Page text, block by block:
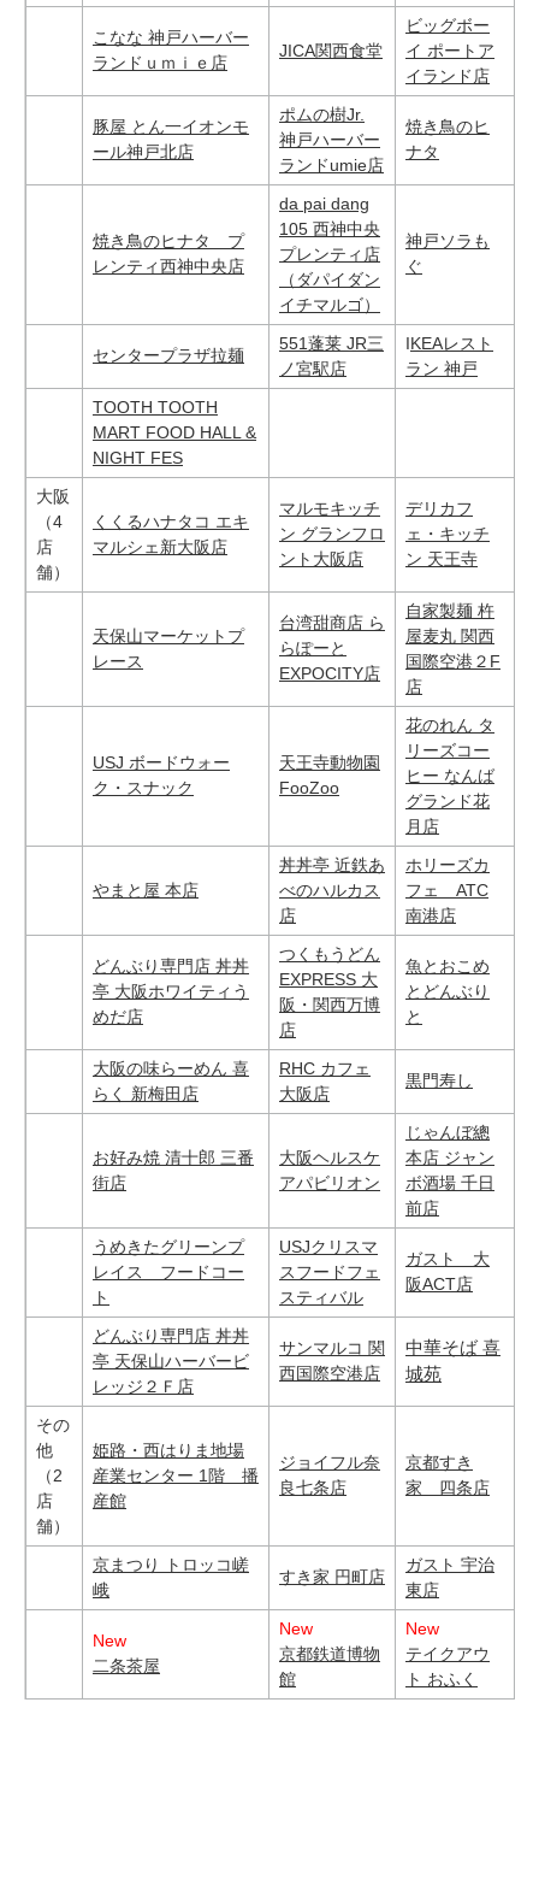
こなな 神戸ハーバー
ランドｕｍｉｅ店
JICA関西食堂
ビッグボー
イ ポートア
イランド店
豚屋 とん一イオンモ
ール神戸北店
ポムの樹Jr.
神戸ハーバー
ランドumie店
焼き鳥のヒ
ナタ
焼き鳥のヒナタ プ
レンティ西神中央店
da pai dang
105 西神中央
プレンティ店
（ダパイダン
イチマルゴ）
神戸ソラも
ぐ
センタープラザ拉麺
551蓬莱 JR三
ノ宮駅店
IKEAレスト
ラン 神戸
TOOTH TOOTH
MART FOOD HALL &
NIGHT FES
大阪
（4
店
舗）
くくるハナタコ エキ
マルシェ新大阪店
マルモキッチ
ン グランフロ
ント大阪店
デリカフ
ェ・キッチ
ン 天王寺
天保山マーケットプ
レース
台湾甜商店 ら
らぽーと
EXPOCITY店
自家製麺 杵
屋麦丸 関西
国際空港２F
店
USJ ボードウォー
ク・スナック
天王寺動物園
FooZoo
花のれん タ
リーズコー
ヒー なんば
グランド花
月店
やまと屋 本店
丼丼亭 近鉄あ
べのハルカス
店
ホリーズカ
フェ ATC
南港店
どんぶり専門店 丼丼
亭 大阪ホワイティう
めだ店
つくもうどん
EXPRESS 大
阪・関西万博
店
魚とおこめ
とどんぶり
と
大阪の味らーめん 喜
らく 新梅田店
RHC カフェ
大阪店
黒門寿し
お好み焼 清十郎 三番
街店
大阪ヘルスケ
アパビリオン
じゃんぼ總
本店 ジャン
ボ酒場 千日
前店
うめきたグリーンプ
レイス フードコー
ト
USJクリスマ
スフードフェ
スティバル
ガスト 大
阪ACT店
どんぶり専門店 丼丼
亭 天保山ハーバービ
レッジ２Ｆ店
サンマルコ 関
西国際空港店
中華そば 喜
城苑
その
他
（2
店
舗）
姫路・西はりま地場
産業センター 1階 播
産館
ジョイフル奈
良七条店
京都すき
家 四条店
京まつり トロッコ嵯
峨
すき家 円町店
ガスト 宇治
東店
New
二条茶屋
New
京都鉄道博物
館
New
テイクアウ
ト おふく